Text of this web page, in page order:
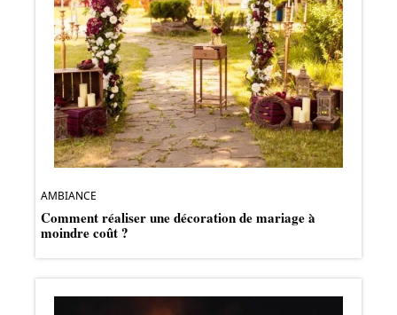
AMBIANCE
Comment réaliser une décoration de mariage à
moindre coût ?